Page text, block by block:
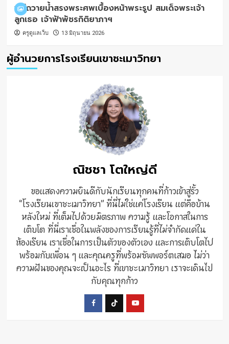
พิธีถวายน้ำสรงพระศพเบื้องหน้าพระรูป สมเด็จพระเจ้า
ลูกเธอ เจ้าฟ้าพัชรกิติยาภาฯ
ครูดูแลเว็บ 13 มิถุนายน 2026
ผู้อำนวยการโรงเรียนเขาชะเมาวิทยา
ณิชชา โตใหญ่ดี
ขอแสดงความยินดีกับนักเรียนทุกคนที่ก้าวเข้าสู่รั้ว
“โรงเรียนเขาชะเมาวิทยา” ที่นี่ไม่ใช่แค่โรงเรียน แต่คือบ้าน
หลังใหม่ ที่เต็มไปด้วยมิตรภาพ ความรู้ และโอกาสในการ
เติบโต ที่นี่เราเชื่อในพลังของการเรียนรู้ที่ไม่จำกัดแค่ใน
ห้องเรียน เราเชื่อในการเป็นตัวของตัวเอง และการเติบโตไป
พร้อมกับเพื่อน ๆ และคุณครูที่พร้อมซัพพอร์ตเสมอ ไม่ว่า
ความฝันของคุณจะเป็นอะไร ที่เขาชะเมาวิทยา เราจะเดินไป
กับคุณทุกก้าว